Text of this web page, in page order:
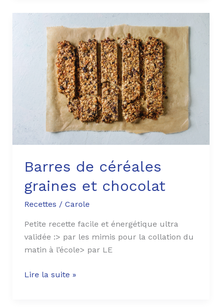
Barres de céréales
graines et chocolat
Recettes / Carole
Petite recette facile et énergétique ultra
validée :> par les mimis pour la collation du
matin à l’école> par LE
Barres
céréales
graines
chocolat
Lire la suite »